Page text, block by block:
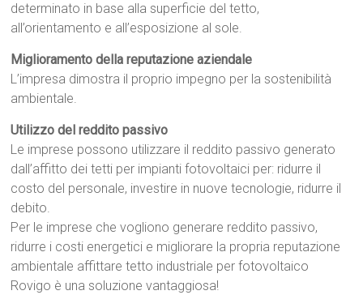
determinato in base alla superficie del tetto,
all’orientamento e all’esposizione al sole.
Miglioramento della reputazione aziendale
L’impresa dimostra il proprio impegno per la sostenibilità
ambientale.
Utilizzo del reddito passivo
Le imprese possono utilizzare il reddito passivo generato
dall’affitto dei tetti per impianti fotovoltaici per: ridurre il
costo del personale, investire in nuove tecnologie, ridurre il
debito.
Per le imprese che vogliono generare reddito passivo,
ridurre i costi energetici e migliorare la propria reputazione
ambientale affittare tetto industriale per fotovoltaico
Rovigo è una soluzione vantaggiosa!